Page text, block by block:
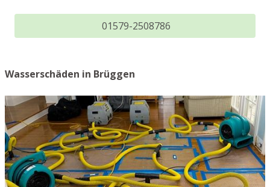
01579-2508786
Wasserschäden in Brüggen